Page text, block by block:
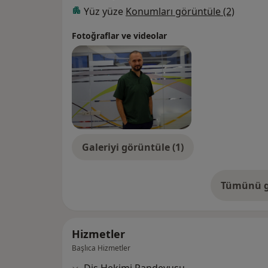
1.Estetik diş hekimliği uygulamaları
-Gülüş tasarımı
-Laminat veneerler
-Emax, Empress kronlar
-Zirkonyum kronlar
-Porselen dolgular
-Estetik diş dolguları
2.İmplant
3.Kanal tedavisi ve kanal tedavisi yenileme
4.Cerrahi diş çekimleri
Yüz yüze Konumları görüntüle (2)
Fotoğraflar ve videolar
Galeriyi görüntüle (1)
Tümünü
Hizmetler
Başlıca Hizmetler